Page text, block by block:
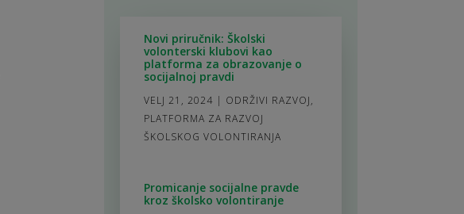
Novi priručnik: Školski
volonterski klubovi kao
platforma za obrazovanje o
socijalnoj pravdi
VELJ 21, 2024 | ODRŽIVI RAZVOJ,
PLATFORMA ZA RAZVOJ
ŠKOLSKOG VOLONTIRANJA
Promicanje socijalne pravde
kroz školsko volontiranje